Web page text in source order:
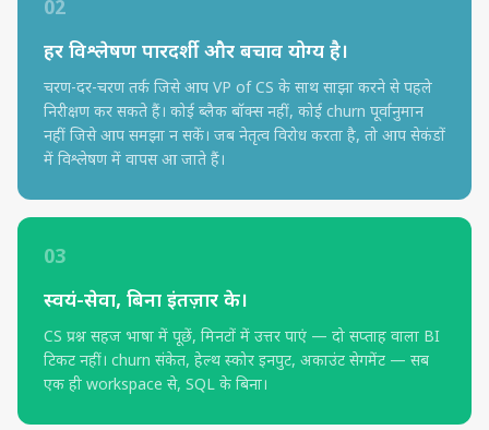
02
हर विश्लेषण पारदर्शी और बचाव योग्य है।
चरण-दर-चरण तर्क जिसे आप VP of CS के साथ साझा करने से पहले
निरीक्षण कर सकते हैं। कोई ब्लैक बॉक्स नहीं, कोई churn पूर्वानुमान
नहीं जिसे आप समझा न सकें। जब नेतृत्व विरोध करता है, तो आप सेकंडों
में विश्लेषण में वापस आ जाते हैं।
03
स्वयं-सेवा, बिना इंतज़ार के।
CS प्रश्न सहज भाषा में पूछें, मिनटों में उत्तर पाएं — दो सप्ताह वाला BI
टिकट नहीं। churn संकेत, हेल्थ स्कोर इनपुट, अकाउंट सेगमेंट — सब
एक ही workspace से, SQL के बिना।